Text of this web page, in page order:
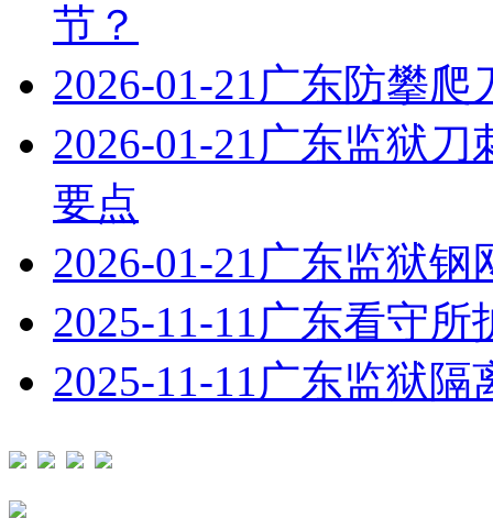
节？
2026-01-21广东防攀爬
2026-01-21广东监狱刀
要点
2026-01-21广东监狱钢
2025-11-11广东看守所
2025-11-11广东监狱隔